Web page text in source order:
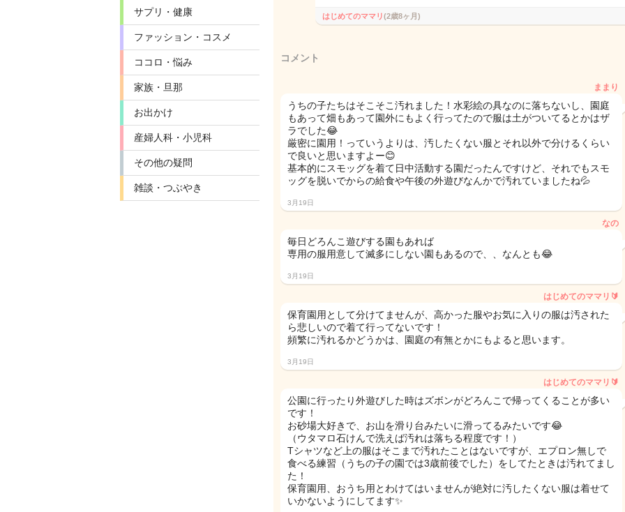
サプリ・健康
ファッション・コスメ
ココロ・悩み
家族・旦那
お出かけ
産婦人科・小児科
その他の疑問
雑談・つぶやき
はじめてのママリ(2歳8ヶ月)
コメント
ままり
うちの子たちはそこそこ汚れました！水彩絵の具なのに落ちないし、園庭
もあって畑もあって園外にもよく行ってたので服は土がついてるとかはザ
ラでした😂
厳密に園用！っていうよりは、汚したくない服とそれ以外で分けるくらい
で良いと思いますよー😊
基本的にスモッグを着て日中活動する園だったんですけど、それでもスモ
ッグを脱いでからの給食や午後の外遊びなんかで汚れていましたね💦
3月19日
なの
毎日どろんこ遊びする園もあれば
専用の服用意して滅多にしない園もあるので、、なんとも😂
3月19日
はじめてのママリ🔰
保育園用として分けてませんが、高かった服やお気に入りの服は汚された
ら悲しいので着て行ってないです！
頻繁に汚れるかどうかは、園庭の有無とかにもよると思います。
3月19日
はじめてのママリ🔰
公園に行ったり外遊びした時はズボンがどろんこで帰ってくることが多い
です！
お砂場大好きで、お山を滑り台みたいに滑ってるみたいです😂
（ウタマロ石けんで洗えば汚れは落ちる程度です！）
Tシャツなど上の服はそこまで汚れたことはないですが、エプロン無しで
食べる練習（うちの子の園では3歳前後でした）をしてたときは汚れてまし
た！
保育園用、おうち用とわけてはいませんが絶対に汚したくない服は着せて
いかないようにしてます✨